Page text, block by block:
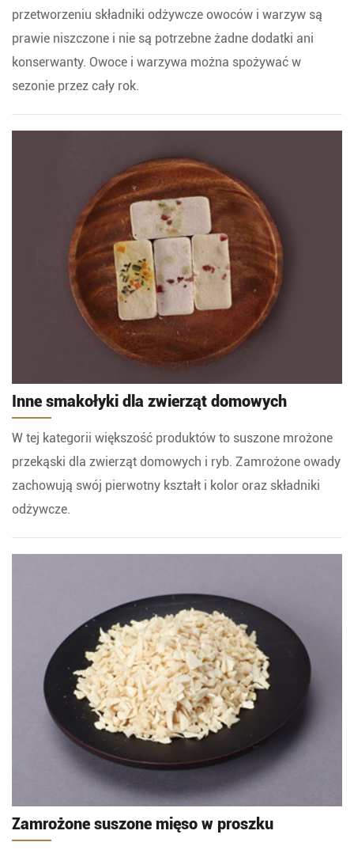
przetworzeniu składniki odżywcze owoców i warzyw są
prawie niszczone i nie są potrzebne żadne dodatki ani
konserwanty. Owoce i warzywa można spożywać w
sezonie przez cały rok.
Inne smakołyki dla zwierząt domowych
W tej kategorii większość produktów to suszone mrożone
przekąski dla zwierząt domowych i ryb. Zamrożone owady
zachowują swój pierwotny kształt i kolor oraz składniki
odżywcze.
Zamrożone suszone mięso w proszku